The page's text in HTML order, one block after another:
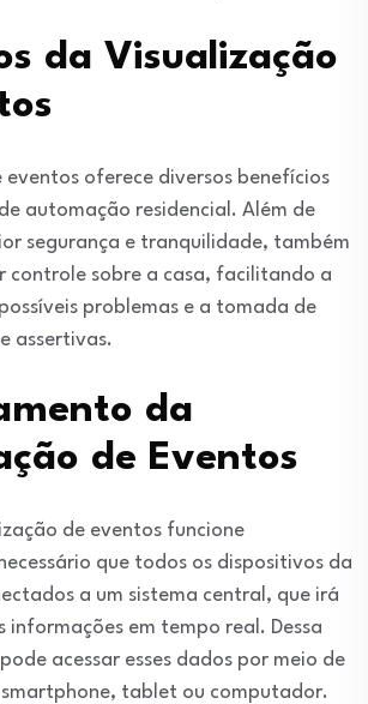
da Visualização
eventos oferece diversos benefícios
automação residencial. Além de
segurança e tranquilidade, também
controle sobre a casa, facilitando a
problemas e a tomada de
assertivas.
da
de Eventos
de eventos funcione
que todos os dispositivos da
a um sistema central, que irá
informações em tempo real. Dessa
acessar esses dados por meio de
tablet ou computador.